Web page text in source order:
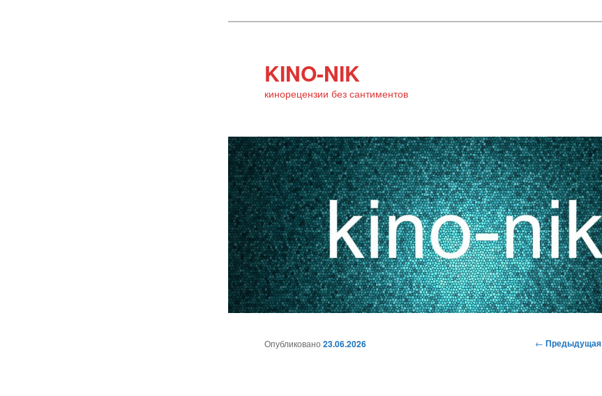
KINO-NIK
кинорецензии без сантиментов
Навигация
← Предыдущая
Опубликовано23.06.2026